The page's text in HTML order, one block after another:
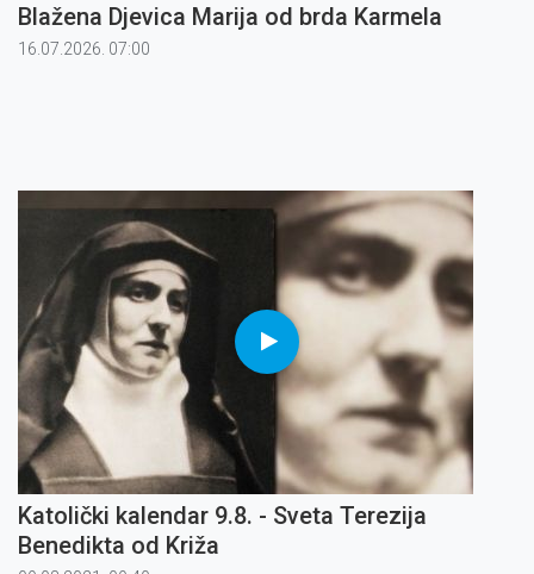
Blažena Djevica Marija od brda Karmela
16.07.2026. 07:00
Katolički kalendar 9.8. - Sveta Terezija
Benedikta od Križa